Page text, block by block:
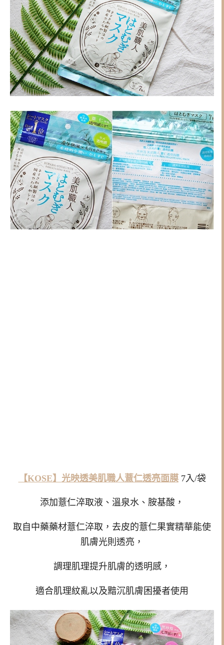
【KOSE】 光映透美肌職人薏仁透亮面膜 7入/袋
添加薏仁淬取液、溫泉水、胺基酸，
取自中藥藥材薏仁淬取，去皮的薏仁果實精華能使
肌膚光則透亮，
調理肌理提升肌膚的透明感，
適合肌理紋亂以及黯沉肌膚困擾者使用